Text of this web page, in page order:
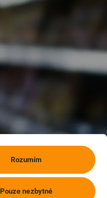
Rozumím
Pouze nezbytné